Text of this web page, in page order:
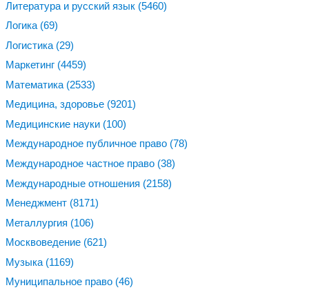
Литература и русский язык (5460)
Логика (69)
Логистика (29)
Маркетинг (4459)
Математика (2533)
Медицина, здоровье (9201)
Медицинские науки (100)
Международное публичное право (78)
Международное частное право (38)
Международные отношения (2158)
Менеджмент (8171)
Металлургия (106)
Москвоведение (621)
Музыка (1169)
Муниципальное право (46)